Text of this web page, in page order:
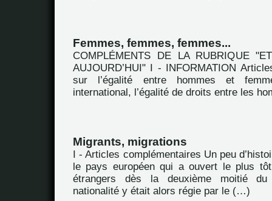
Femmes, femmes, femmes...
COMPLÉMENTS DE LA RUBRIQUE
AUJOURD’HUI" I - INFORMATION
sur l’égalité entre hommes et
international, l’égalité de droits entre les
Migrants, migrations
I - Articles complémentaires Un peu
le pays européen qui a ouvert le plus
étrangers dès la deuxième moitié
nationalité y était alors régie par le (…)